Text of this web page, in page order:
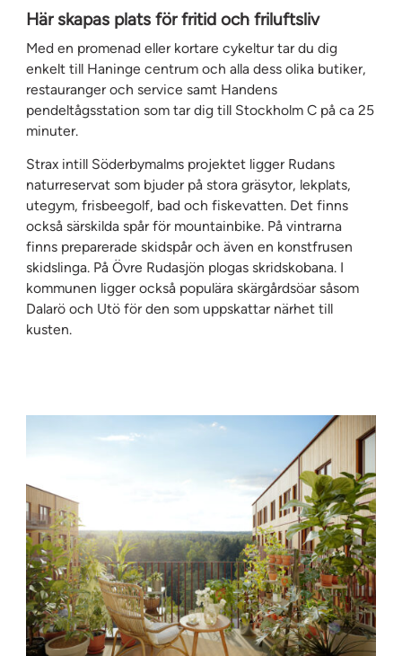
Här skapas plats för fritid och friluftsliv
Med en promenad eller kortare cykeltur tar du dig
enkelt till Haninge centrum och alla dess olika butiker,
restauranger och service samt Handens
pendeltågsstation som tar dig till Stockholm C på ca 25
minuter.
Strax intill Söderbymalms projektet ligger Rudans
naturreservat som bjuder på stora gräsytor, lekplats,
utegym, frisbeegolf, bad och fiskevatten. Det finns
också särskilda spår för mountainbike. På vintrarna
finns preparerade skidspår och även en konstfrusen
skidslinga. På Övre Rudasjön plogas skridskobana. I
kommunen ligger också populära skärgårdsöar såsom
Dalarö och Utö för den som uppskattar närhet till
kusten.